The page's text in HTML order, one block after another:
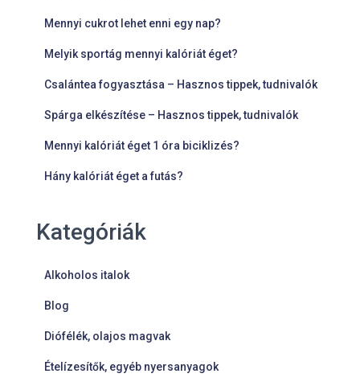
Mennyi cukrot lehet enni egy nap?
Melyik sportág mennyi kalóriát éget?
Csalántea fogyasztása – Hasznos tippek, tudnivalók
Spárga elkészítése – Hasznos tippek, tudnivalók
Mennyi kalóriát éget 1 óra biciklizés?
Hány kalóriát éget a futás?
Kategóriák
Alkoholos italok
Blog
Diófélék, olajos magvak
Ételízesítők, egyéb nyersanyagok